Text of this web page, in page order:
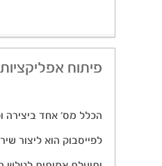
פיתוח
הכלל מס’ אחד ביצירה
לפייסבוק הוא ליצור